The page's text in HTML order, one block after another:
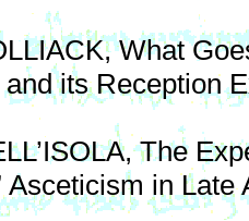
What
its Reception
The
Asceticism in